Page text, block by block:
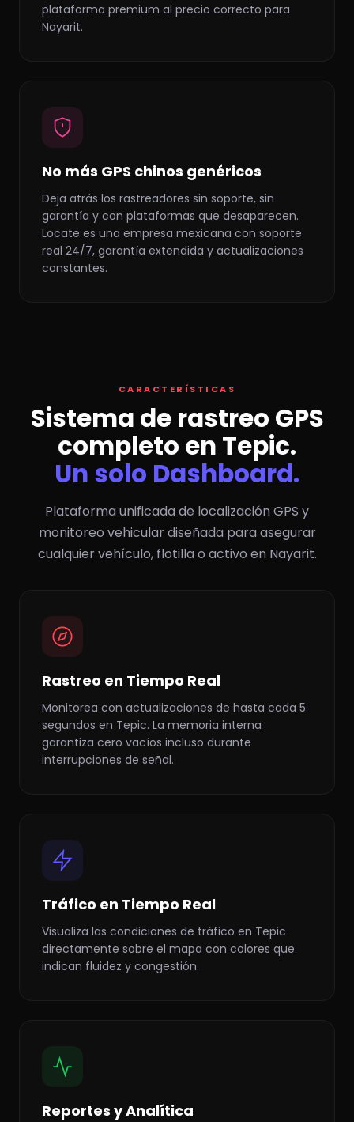
plataforma premium al precio correcto para
Nayarit.
No más GPS chinos genéricos
Deja atrás los rastreadores sin soporte, sin
garantía y con plataformas que desaparecen.
Locate es una empresa mexicana con soporte
real 24/7, garantía extendida y actualizaciones
constantes.
CARACTERÍSTICAS
Sistema de rastreo GPS
completo en Tepic.
Un solo Dashboard.
Plataforma unificada de localización GPS y
monitoreo vehicular diseñada para asegurar
cualquier vehículo, flotilla o activo en Nayarit.
Rastreo en Tiempo Real
Monitorea con actualizaciones de hasta cada 5
segundos en Tepic. La memoria interna
garantiza cero vacíos incluso durante
interrupciones de señal.
Tráfico en Tiempo Real
Visualiza las condiciones de tráfico en Tepic
directamente sobre el mapa con colores que
indican fluidez y congestión.
Reportes y Analítica